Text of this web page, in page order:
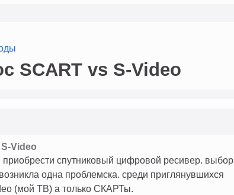
SCART vs S-Video
Video
спутниковый цифровой ресивер. выбор
одна проблемска. среди приглянувшихся
(мой ТВ) а только СКАРТы.